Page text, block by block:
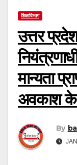
शिक्षाविभाग
उत्तर
मान्यता
अवकाश
By